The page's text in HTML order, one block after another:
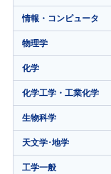
情報・コンピュータ
物理学
化学
化学工学・工業化学
生物科学
天文学･地学
工学一般